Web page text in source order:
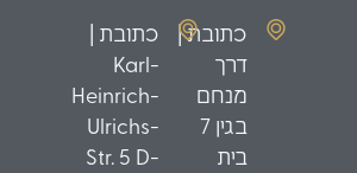
כתובת |
דרך
מנחם
בגין 7
בית
כתובת |
Karl-
Heinrich-
Ulrichs-
Str. 5 D-